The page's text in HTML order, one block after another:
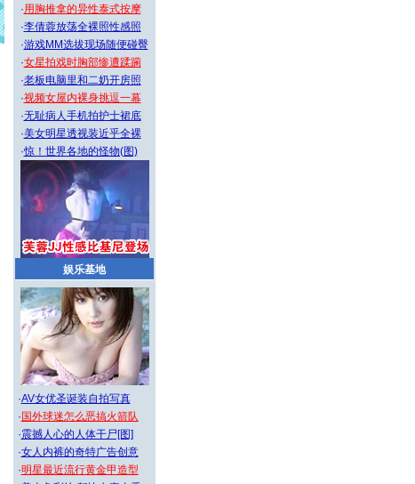
·用胸推拿的异性泰式按摩
·李倩蓉放荡全裸照性感照
·游戏MM选拔现场随便碰臀
·女星拍戏时胸部惨遭蹂躏
·老板电脑里和二奶开房照
·视频女屋内裸身挑逗一幕
·无耻病人手机拍护士裙底
·美女明星透视装近乎全裸
·惊！世界各地的怪物(图)
娱乐基地
·AV女优圣诞装自拍写真
· 国外球迷怎么恶搞火箭队
·震撼人心的人体干尸[图]
·女人内裤的奇特广告创意
·明星最近流行黄金甲造型